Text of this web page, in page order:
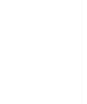
5 hviezdičiek.
5 hviezdičiek.